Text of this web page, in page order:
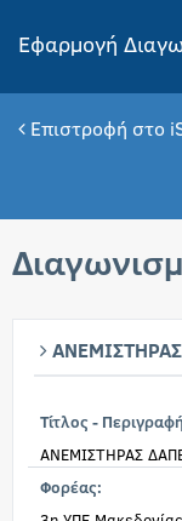
Εφαρμογή
Επιστροφή στο
Τίτλος -
ΑΝΕΜΙΣΤΗΡΑΣ
Φορέας: